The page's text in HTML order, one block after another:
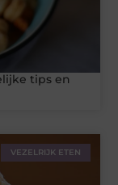
tips en
VEZELRIJK ETEN